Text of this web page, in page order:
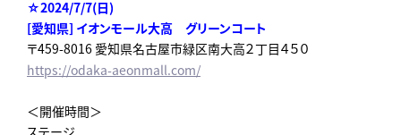
☆2024/7/7(日)
[愛知県] イオンモール大高 グリーンコート
〒459-8016 愛知県名古屋市緑区南大高２丁目４５０
https://odaka-aeonmall.com/
＜開催時間＞